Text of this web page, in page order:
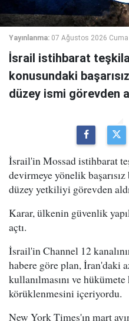
Yayınlanma: 07 Ağustos 2026
İsrail istihbarat
konusundaki
düzey ismi görevden
İsrail'in Mossad istihbarat
devirmeye yönelik
düzey yetkiliyi görevden
Karar, ülkenin güvenlik
açtı.
İsrail'in Channel 12
habere göre plan, İran'daki
kullanılmasını ve
körüklenmesini içeriyordu.
New York Times'ın mart